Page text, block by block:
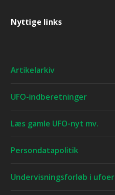
Nyttige links
Artikelarkiv
UFO-indberetninger
Læs gamle UFO-nyt mv.
Persondatapolitik
Undervisningsforløb i ufoer